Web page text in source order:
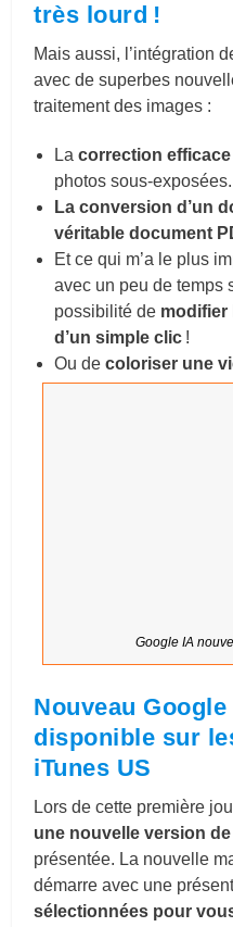
très lourd !
Mais aussi, l’intégration
avec de superbes
traitement des images :
Lacorrection
photos sous-exposées.
La conversion d’un
véritable document
Et ce qui m’a le plus
avec un peu de temps
possibilité de modifier
d’un simple clic !
Ou decoloriser une
Google IA
Nouveau Google
disponible sur
iTunes US
Lors de cette première
une nouvelle version
présentée. La nouvelle
démarre avec une
sélectionnées pour